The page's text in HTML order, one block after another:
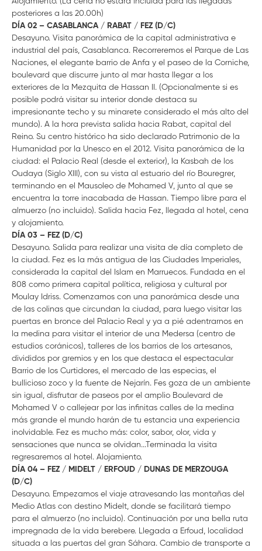
posteriores a las 20.00h)
DÍA 02 – CASABLANCA / RABAT / FEZ (D/C)
Desayuno. Visita panorámica de la capital administrativa e
industrial del país, Casablanca. Recorreremos el Parque de Las
Naciones, el elegante barrio de Anfa y el paseo de la Corniche,
boulevard que discurre junto al mar hasta llegar a los
exteriores de la Mezquita de Hassan II. (Opcionalmente si es
posible podrá visitar su interior donde destaca su
impresionante techo y su minarete considerado el más alto del
mundo). A la hora prevista salida hacia Rabat, capital del
Reino. Su centro histórico ha sido declarado Patrimonio de la
Humanidad por la Unesco en el 2012. Visita panorámica de la
ciudad: el Palacio Real (desde el exterior), la Kasbah de los
Oudaya (Siglo XIII), con su vista al estuario del río Bouregrer,
terminando en el Mausoleo de Mohamed V, junto al que se
encuentra la torre inacabada de Hassan. Tiempo libre para el
almuerzo (no incluido). Salida hacia Fez, llegada al hotel, cena
y alojamiento.
DÍA 03 – FEZ (D/C)
Desayuno. Salida para realizar una visita de día completo de
la ciudad. Fez es la más antigua de las Ciudades Imperiales,
considerada la capital del Islam en Marruecos. Fundada en el
808 como primera capital política, religiosa y cultural por
Moulay Idriss. Comenzamos con una panorámica desde una
de las colinas que circundan la ciudad, para luego visitar las
puertas en bronce del Palacio Real y ya a pié adentrarnos en
la medina para visitar el interior de una Medersa (centro de
estudios coránicos), talleres de los barrios de los artesanos,
divididos por gremios y en los que destaca el espectacular
Barrio de los Curtidores, el mercado de las especias, el
bullicioso zoco y la fuente de Nejarín. Fes goza de un ambiente
sin igual, disfrutar de paseos por el amplio Boulevard de
Mohamed V o callejear por las infinitas calles de la medina
más grande el mundo harán de tu estancia una experiencia
inolvidable. Fez es mucho más: color, sabor, olor, vida y
sensaciones que nunca se olvidan...Terminada la visita
regresaremos al hotel. Alojamiento.
DÍA 04 – FEZ / MIDELT / ERFOUD / DUNAS DE MERZOUGA
(D/C)
Desayuno. Empezamos el viaje atravesando las montañas del
Medio Atlas con destino Midelt, donde se facilitará tiempo
para el almuerzo (no incluido). Continuación por una bella ruta
impregnada de la vida berebere. Llegada a Erfoud, localidad
situada a las puertas del gran Sáhara. Cambio de transporte a